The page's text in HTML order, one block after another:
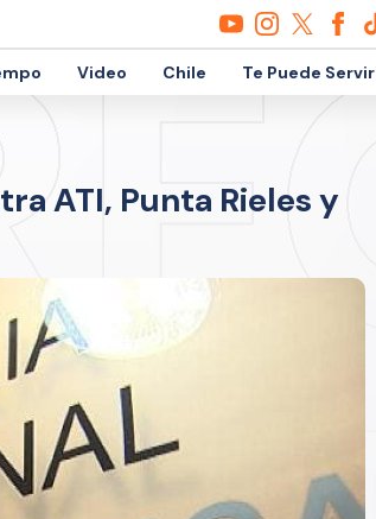
Video Chile Te Puede Servir
ATI, Punta Rieles y